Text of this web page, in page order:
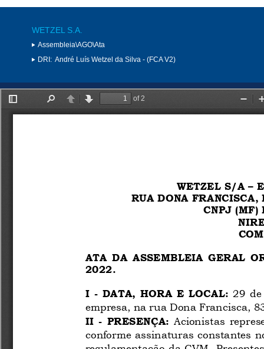
WETZEL S.A.
Assembleia\AGO\Ata
DRI: André Luís Wetzel da Silva - (FCA V2)